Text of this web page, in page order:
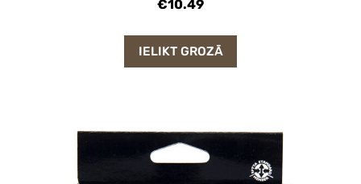
€10.49
IELIKT GROZĀ